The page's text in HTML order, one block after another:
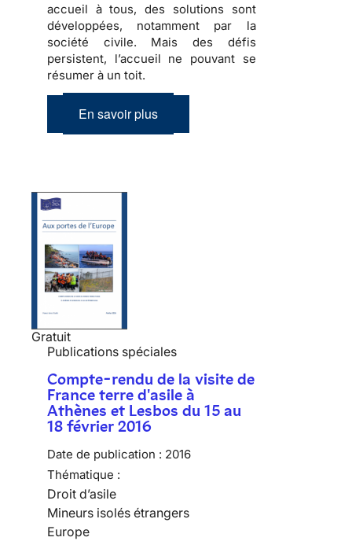
accueil à tous, des solutions sont
développées, notamment par la
société civile. Mais des défis
persistent, l’accueil ne pouvant se
résumer à un toit.
En savoir plus
Gratuit
Publications spéciales
Compte-rendu de la visite de
France terre d'asile à
Athènes et Lesbos du 15 au
18 février 2016
Date de publication : 2016
Thématique :
Droit d’asile
Mineurs isolés étrangers
Europe